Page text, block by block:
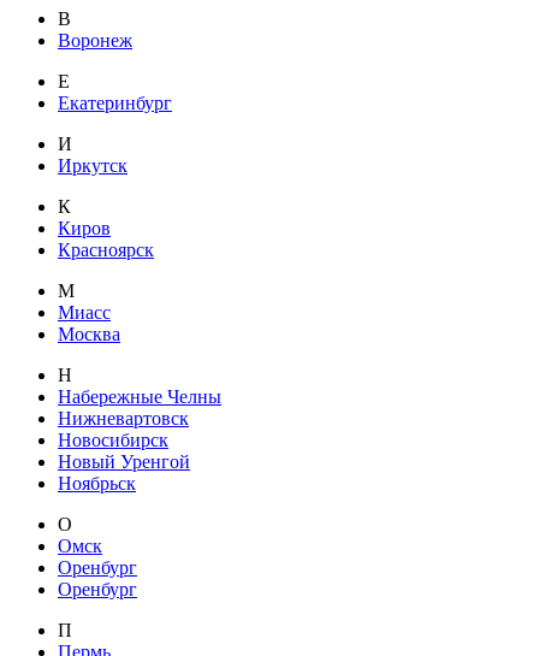
В
Воронеж
Е
Екатеринбург
И
Иркутск
К
Киров
Красноярск
М
Миасс
Москва
Н
Набережные Челны
Нижневартовск
Новосибирск
Новый Уренгой
Ноябрьск
О
Омск
Оренбург
Оренбург
П